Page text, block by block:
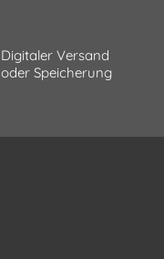
Digitaler Versand
oder Speicherung